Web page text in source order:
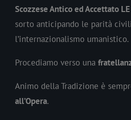
Scozzese Antico ed Accettato
sorto anticipando le parità
l’internazionalismo umanistico.
Procediamo verso una
Animo della Tradizione è
all’Opera.